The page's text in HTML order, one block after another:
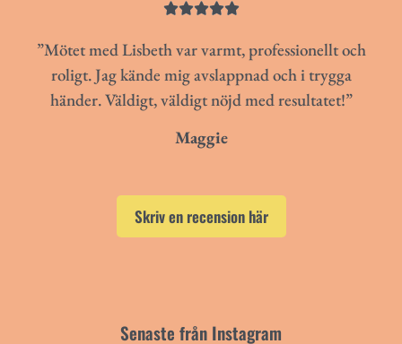

”Mötet med Lisbeth var varmt, professionellt och
roligt. Jag kände mig avslappnad och i trygga
händer. Väldigt, väldigt nöjd med resultatet!”
Maggie
Skriv en recension här
Senaste från Instagram